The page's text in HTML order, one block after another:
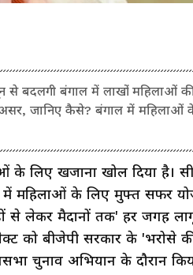
बदलगी बंगाल में लाखों महिलाओं
जानिए कैसे? बंगाल में महिलाओं
के लिए खजाना खोल दिया है।
में महिलाओं के लिए मुफ्त सफर
से लेकर मैदानों तक' हर जगह
को बीजेपी सरकार के 'भरोसे
चुनाव अभियान के दौरान